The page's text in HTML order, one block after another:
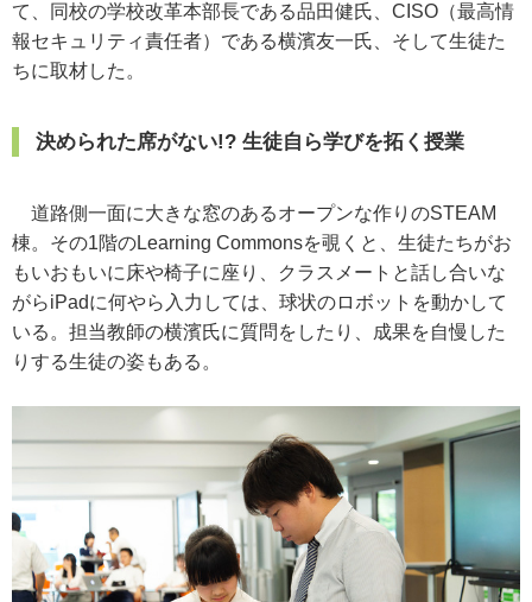
て、同校の学校改革本部長である品田健氏、CISO（最高情
報セキュリティ責任者）である横濱友一氏、そして生徒た
ちに取材した。
決められた席がない!? 生徒自ら学びを拓く授業
道路側一面に大きな窓のあるオープンな作りのSTEAM
棟。その1階のLearning Commonsを覗くと、生徒たちがお
もいおもいに床や椅子に座り、クラスメートと話し合いな
がらiPadに何やら入力しては、球状のロボットを動かして
いる。担当教師の横濱氏に質問をしたり、成果を自慢した
りする生徒の姿もある。